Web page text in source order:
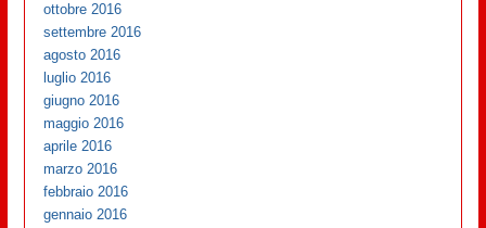
ottobre 2016
settembre 2016
agosto 2016
luglio 2016
giugno 2016
maggio 2016
aprile 2016
marzo 2016
febbraio 2016
gennaio 2016